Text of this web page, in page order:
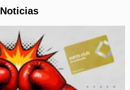
Noticias